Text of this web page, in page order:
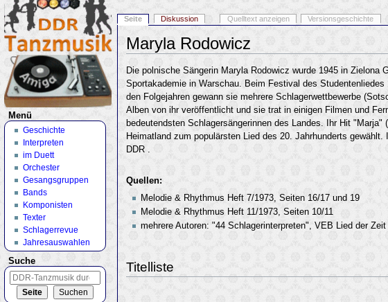
Maryla Rodowicz
Die polnische Sängerin Maryla Rodowicz wurde 1945 in
Sportakademie in Warschau. Beim Festival des
den Folgejahren gewann sie mehrere Schlagerwettbewerbe
Alben von ihr veröffentlicht und sie trat in einigen Filmen und
bedeutendsten Schlagersängerinnen des Landes. Ihr Hit
Heimatland zum populärsten Lied des 20. Jahrhunderts
DDR .
Quellen:
Melodie & Rhythmus Heft 7/1973, Seiten 16/17 und 19
Melodie & Rhythmus Heft 11/1973, Seiten 10/11
mehrere Autoren: "44 Schlagerinterpreten", VEB Lied der
Titelliste
Seite Diskussion Quelltext anzeigen Versionsgeschichte
Menü
Geschichte
Interpreten
im Duett
Orchester
Gesangsgruppen
Bands
Komponisten
Texter
Schlagerrevue
Jahresauswahlen
Suche